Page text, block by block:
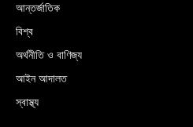
আন্তর্জাতিক
বিশ্ব
অর্থনীতি ও বাণিজ্য
আইন আদালত
স্বাস্থ্য